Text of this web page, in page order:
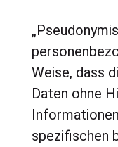
Weise, dass
Daten ohne
spezifischen